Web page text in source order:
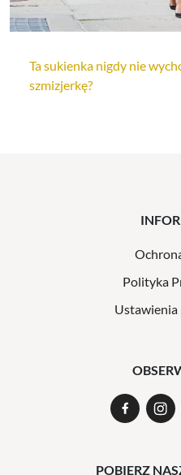
Ta sukienka nigdy nie
szmizjerkę?
Polityka
POBIERZ